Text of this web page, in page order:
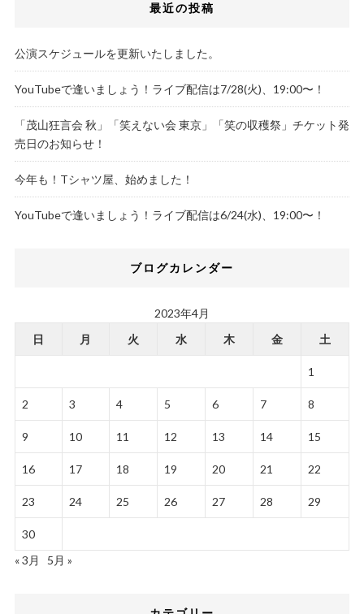
最近の投稿
公演スケジュールを更新いたしました。
YouTubeで逢いましょう！ライブ配信は7/28(火)、19:00〜！
「茂山狂言会 秋」「笑えない会 東京」「笑の収穫祭」チケット発
売日のお知らせ！
今年も！Tシャツ屋、始めました！
YouTubeで逢いましょう！ライブ配信は6/24(水)、19:00〜！
ブログカレンダー
2023年4月
日
月 火 水 木 金 土
1
2 3 4 5 6 7 8
9 10 11 12 13 14 15
16 17 18 19 20 21 22
23 24 25 26 27 28 29
30
« 3月
5月 »